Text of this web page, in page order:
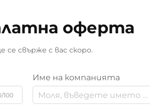
оферта
свърже с вас скоро.
100
Име на компанията